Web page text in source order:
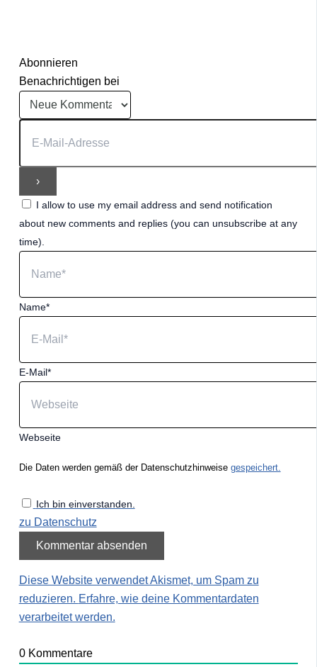
Abonnieren
Benachrichtigen bei
I allow to use my email address and send notification
about new comments and replies (you can unsubscribe at any
time).
Name*
E-Mail*
Webseite
Die Daten werden gemäß der Datenschutzhinweise gespeichert.
Ich bin einverstanden.
zu Datenschutz
Diese Website verwendet Akismet, um Spam zu
reduzieren. Erfahre, wie deine Kommentardaten
verarbeitet werden.
0Kommentare